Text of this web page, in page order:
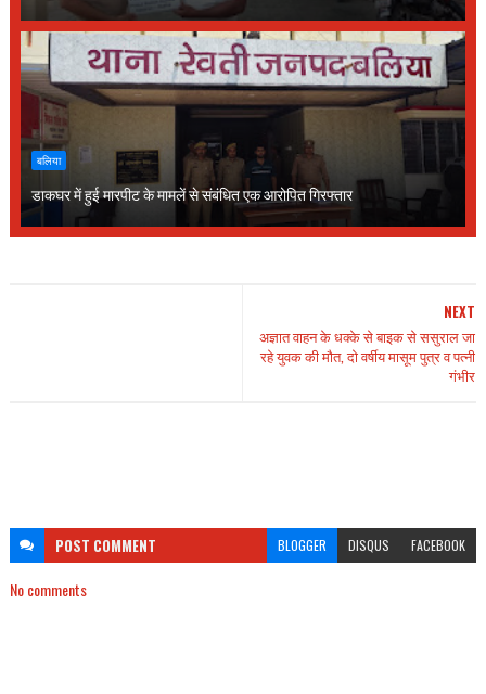
बलिया
डाकघर में हुई मारपीट के मामलें से संबंधित एक आरोपित गिरफ्तार
NEXT
अज्ञात वाहन के धक्के से बाइक से ससुराल जा
रहे युवक की मौत, दो वर्षीय मासूम पुत्र व पत्नी
गंभीर
POST COMMENT BLOGGER DISQUS FACEBOOK
No comments